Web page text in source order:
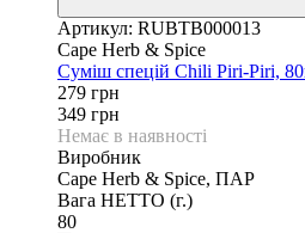
Артикул: RUBTB000013
Cape Herb & Spice
Суміш спецій Chili Piri-Piri,
279 грн
349 грн
Немає в наявності
Виробник
Cape Herb & Spice, ПАР
Вага НЕТТО (г.)
80